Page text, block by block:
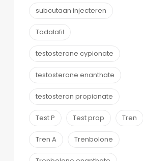
subcutaan injecteren
Tadalafil
testosterone cypionate
testosterone enanthate
testosteron propionate
Test P Test prop Tren
Tren A Trenbolone